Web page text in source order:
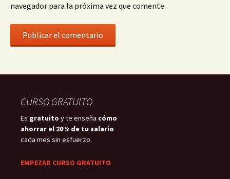
navegador para la próxima vez que comente.
CURSO GRATUITO
Es gratuito y te enseña cómo
ahorrar el 20% de tu salario
cada mes sin esfuerzo.
EMPEZAR CURSO GRATUITO